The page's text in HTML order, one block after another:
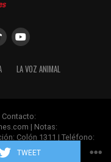
TWEET
LA VOZ ANIMAL
Contacto:
| Notas:
Colón 1311 | Teléfono:
Misiones.